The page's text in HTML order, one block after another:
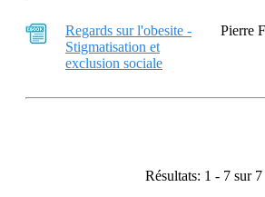
Regards sur l'obesite -
Stigmatisation et
exclusion sociale
Pierre
Résultats: 1 - 7 sur 7